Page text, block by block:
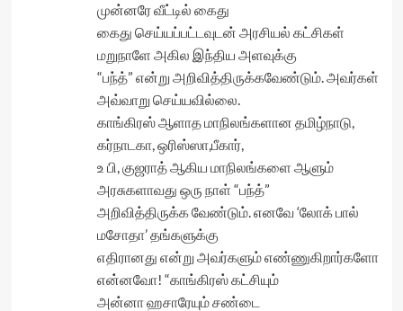
முன்னரே வீட்டில் கைது
கைது செய்யப்பட்டவுடன் அரசியல் கட்சிகள்
மறுநாளே அகில இந்திய அளவுக்கு
“பந்த்” என்று அறிவித்திருக்கவேண்டும். அவர்கள்
அவ்வாறு செய்யவில்லை.
காங்கிரஸ் ஆளாத மாநிலங்களான தமிழ்நாடு,
கர்நாடகா, ஒரிஸ்ஸா,பீகார்,
உ பி, குஜராத் ஆகிய மாநிலங்களை ஆளும்
அரசுகளாவது ஒரு நாள் “பந்த்”
அறிவித்திருக்க வேண்டும். எனவே ‘லோக் பால்
மசோதா’ தங்களுக்கு
எதிரானது என்று அவர்களும் எண்ணுகிறார்களோ
என்னவோ! “காங்கிரஸ் கட்சியும்
அன்னா ஹசாரேயும் சண்டை